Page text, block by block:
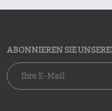
ABONNIEREN SIE